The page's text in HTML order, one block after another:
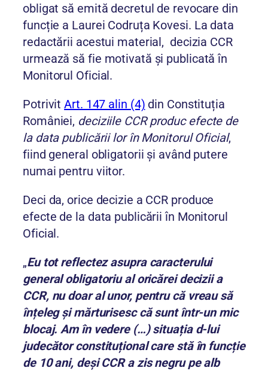
obligat să emită decretul de revocare din
funcție a Laurei Codruța Kovesi. La data
redactării acestui material, decizia CCR
urmează să fie motivată și publicată în
Monitorul Oficial.
PotrivitArt. 147 alin (4) din Constituția
României, deciziile CCR produc efecte de
la data publicării lor în Monitorul Oficial,
fiind general obligatorii și având putere
numai pentru viitor.
Deci da, orice decizie a CCR produce
efecte de la data publicării în Monitorul
Oficial.
„Eu tot reflectez asupra caracterului
general obligatoriu al oricărei decizii a
CCR, nu doar al unor, pentru că vreau să
înțeleg și mărturisesc că sunt într-un mic
blocaj. Am în vedere (…) situația d-lui
judecător constituțional care stă în funcție
de 10 ani, deși CCR a zis negru pe alb